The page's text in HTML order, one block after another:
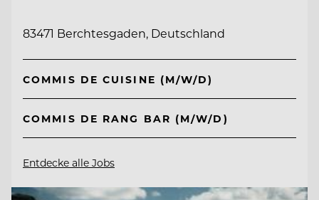
83471 Berchtesgaden, Deutschland
COMMIS DE CUISINE (M/W/D)
COMMIS DE RANG BAR (M/W/D)
Entdecke alle Jobs